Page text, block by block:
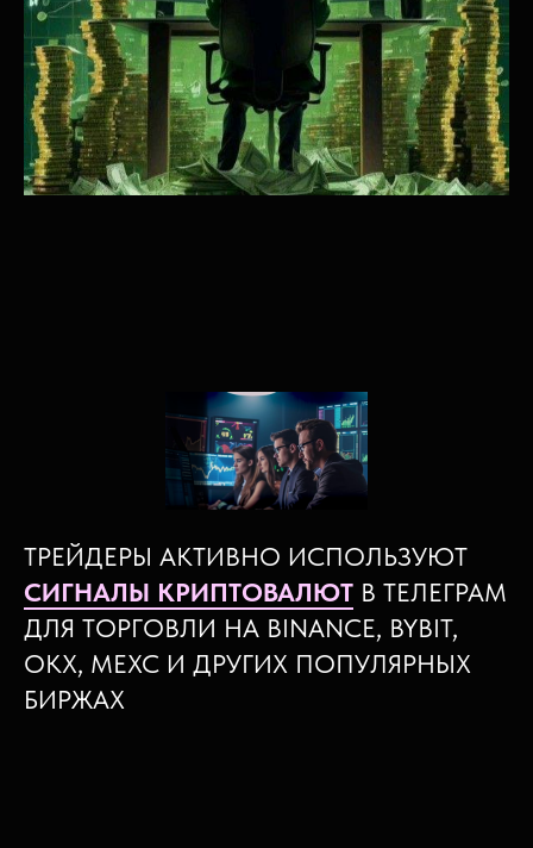
ТРЕЙДЕРЫ АКТИВНО ИСПОЛЬЗУЮТ
СИГНАЛЫ КРИПТОВАЛЮТ В ТЕЛЕГРАМ
ДЛЯ ТОРГОВЛИ НА BINANCE, BYBIT,
OKX, MEXC И ДРУГИХ ПОПУЛЯРНЫХ
БИРЖАХ